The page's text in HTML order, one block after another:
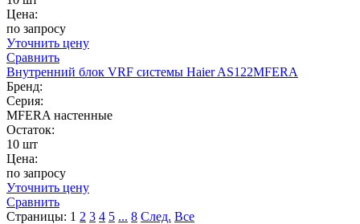
Цена:
по запросу
Уточнить цену
Сравнить
Внутренний блок VRF системы Haier AS122MFERA
Бренд:
Серия:
MFERA настенные
Остаток:
10 шт
Цена:
по запросу
Уточнить цену
Сравнить
Страницы: 1 2 3 4 5 ... 8 След. Все